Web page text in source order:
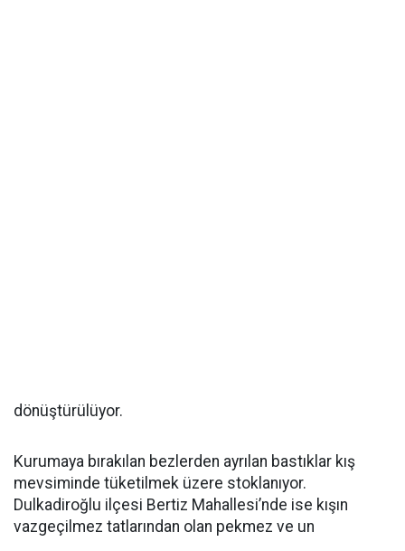
dönüştürülüyor.
Kurumaya bırakılan bezlerden ayrılan bastıklar kış
mevsiminde tüketilmek üzere stoklanıyor.
Dulkadiroğlu ilçesi Bertiz Mahallesi’nde ise kışın
vazgeçilmez tatlarından olan pekmez ve un